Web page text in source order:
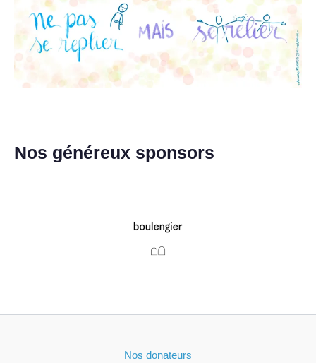
Nos généreux sponsors
Nos donateurs